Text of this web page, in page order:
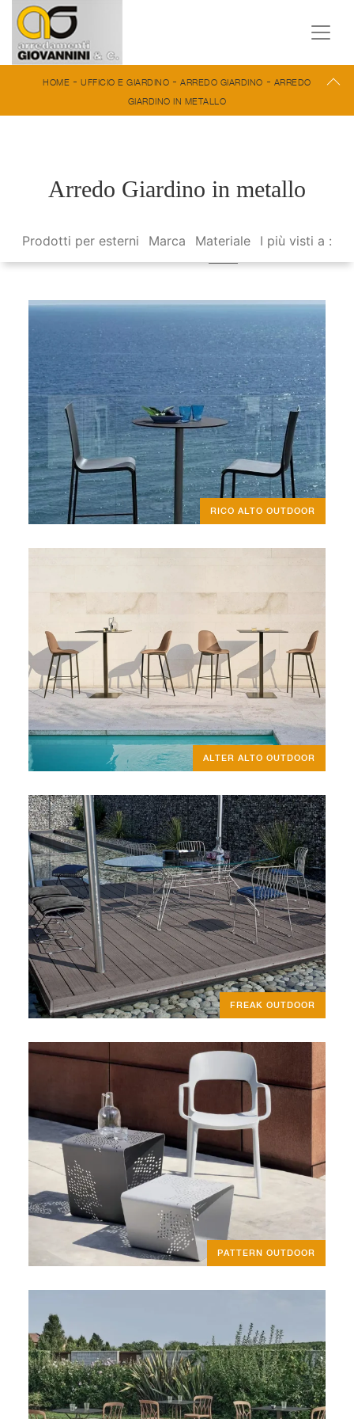
HOME -UFFICIO E GIARDINO -ARREDO GIARDINO - ARREDO
GIARDINO IN METALLO
Arredo Giardino in metallo
Prodotti per esterni Marca Materiale I più visti a :
RICO ALTO OUTDOOR
ALTER ALTO OUTDOOR
FREAK OUTDOOR
PATTERN OUTDOOR